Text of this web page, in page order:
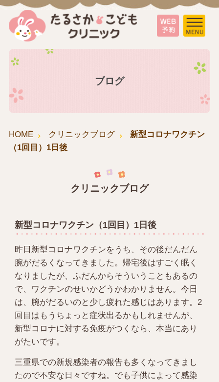
ブログ
HOME クリニックブログ
新型コロナワクチン
（1回目）1日後
クリニックブログ
新型コロナワクチン（1回目）1日後
昨日新型コロナワクチンをうち、その後だんだん
腕がだるくなってきました。帰宅後はすごく眠く
なりましたが、ふだんからそういうこともあるの
で、ワクチンのせいかどうかわかりません。今日
は、腕がだるいのと少し疲れた感じはあります。2
回目はもうちょっと症状出るかもしれませんが、
新型コロナに対する免疫がつくなら、本当にあり
がたいです。
三重県での新規感染者の報告も多くなってきまし
たので不安な日々ですね。でも子供によって感染